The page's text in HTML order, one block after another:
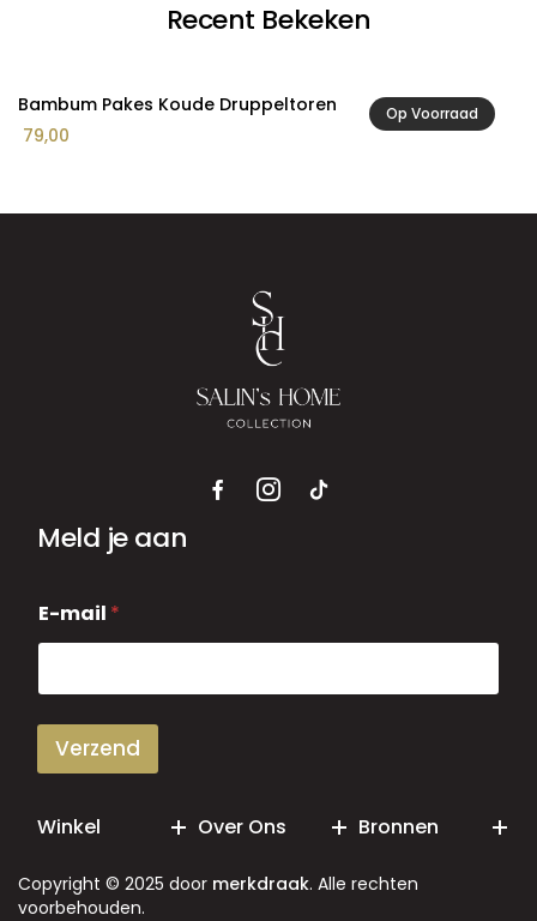
Recent Bekeken
Op Voorraad
Bambum Pakes Koude Druppeltoren
79,00
Meld je aan
-
m
i
E-mail *
Verzend
Winkel Over Ons Bronnen
Copyright © 2025 door merkdraak. Alle rechten
voorbehouden.